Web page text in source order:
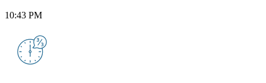
10:43 PM